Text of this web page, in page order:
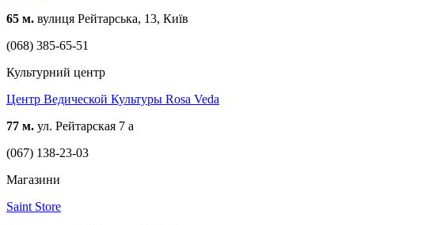
65 м. вулиця Рейтарська, 13, Київ
(068) 385-65-51
Культурний центр
Центр Ведической Культуры Rosa Veda
77 м. ул. Рейтарская 7 а
(067) 138-23-03
Магазини
Saint Store